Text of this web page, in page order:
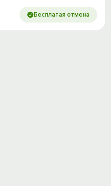
Бесплатая отмена